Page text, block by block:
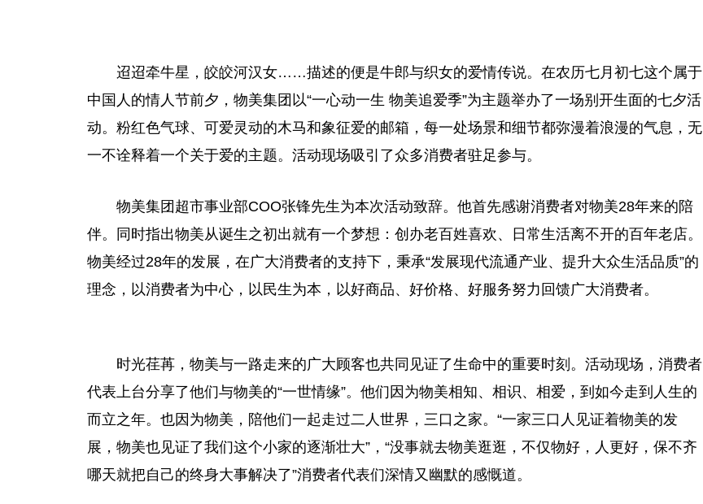
迢迢牵牛星，皎皎河汉女……描述的便是牛郎与织女的爱情传说。在农历七月初七这个属于
中国人的情人节前夕，物美集团以“一心动一生 物美追爱季”为主题举办了一场别开生面的七夕活
动。粉红色气球、可爱灵动的木马和象征爱的邮箱，每一处场景和细节都弥漫着浪漫的气息，无
一不诠释着一个关于爱的主题。活动现场吸引了众多消费者驻足参与。
物美集团超市事业部COO张锋先生为本次活动致辞。他首先感谢消费者对物美28年来的陪
伴。同时指出物美从诞生之初出就有一个梦想：创办老百姓喜欢、日常生活离不开的百年老店。
物美经过28年的发展，在广大消费者的支持下，秉承“发展现代流通产业、提升大众生活品质”的
理念，以消费者为中心，以民生为本，以好商品、好价格、好服务努力回馈广大消费者。
时光荏苒，物美与一路走来的广大顾客也共同见证了生命中的重要时刻。活动现场，消费者
代表上台分享了他们与物美的“一世情缘”。他们因为物美相知、相识、相爱，到如今走到人生的
而立之年。也因为物美，陪他们一起走过二人世界，三口之家。“一家三口人见证着物美的发
展，物美也见证了我们这个小家的逐渐壮大”，“没事就去物美逛逛，不仅物好，人更好，保不齐
哪天就把自己的终身大事解决了”消费者代表们深情又幽默的感慨道。